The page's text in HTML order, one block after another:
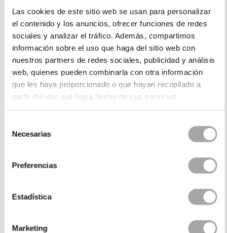
Las cookies de este sitio web se usan para personalizar
el contenido y los anuncios, ofrecer funciones de redes
sociales y analizar el tráfico. Además, compartimos
información sobre el uso que haga del sitio web con
nuestros partners de redes sociales, publicidad y análisis
web, quienes pueden combinarla con otra información
que les haya proporcionado o que hayan recopilado a
partir del uso que haya hecho de sus servicios.
Necesarias
Preferencias
Estadística
Marketing